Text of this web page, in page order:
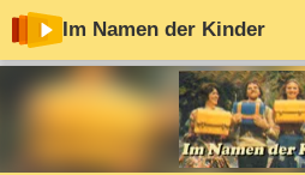
Im Namen der Kinder